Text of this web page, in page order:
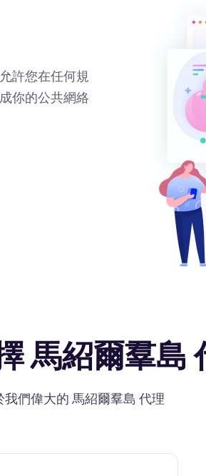
許您在任何規
你的公共網絡
馬紹爾羣島
們偉大的 馬紹爾羣島 代理